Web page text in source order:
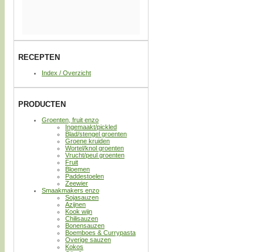
RECEPTEN
Index / Overzicht
PRODUCTEN
Groenten, fruit enzo
Ingemaakt/pickled
Blad/stengel groenten
Groene kruiden
Wortel/knol groenten
Vrucht/peul groenten
Fruit
Bloemen
Paddestoelen
Zeewier
Smaakmakers enzo
Sojasauzen
Azijnen
Kook wijn
Chilisauzen
Bonensauzen
Boemboes & Currypasta
Overige sauzen
Kokos